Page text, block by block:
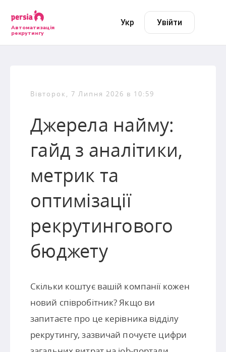
Автоматизація
рекрутингу
Укр Увійти
Вівторок, 7 Липня 2026 в 10:59
Джерела найму:
гайд з аналітики,
метрик та
оптимізації
рекрутингового
бюджету
Скільки коштує вашій компанії кожен
новий співробітник? Якщо ви
запитаєте про це керівника відділу
рекрутингу, зазвичай почуєте цифри